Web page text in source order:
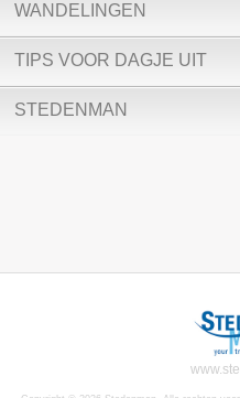
WANDELINGEN
TIPS VOOR DAGJE UIT
STEDENMAN